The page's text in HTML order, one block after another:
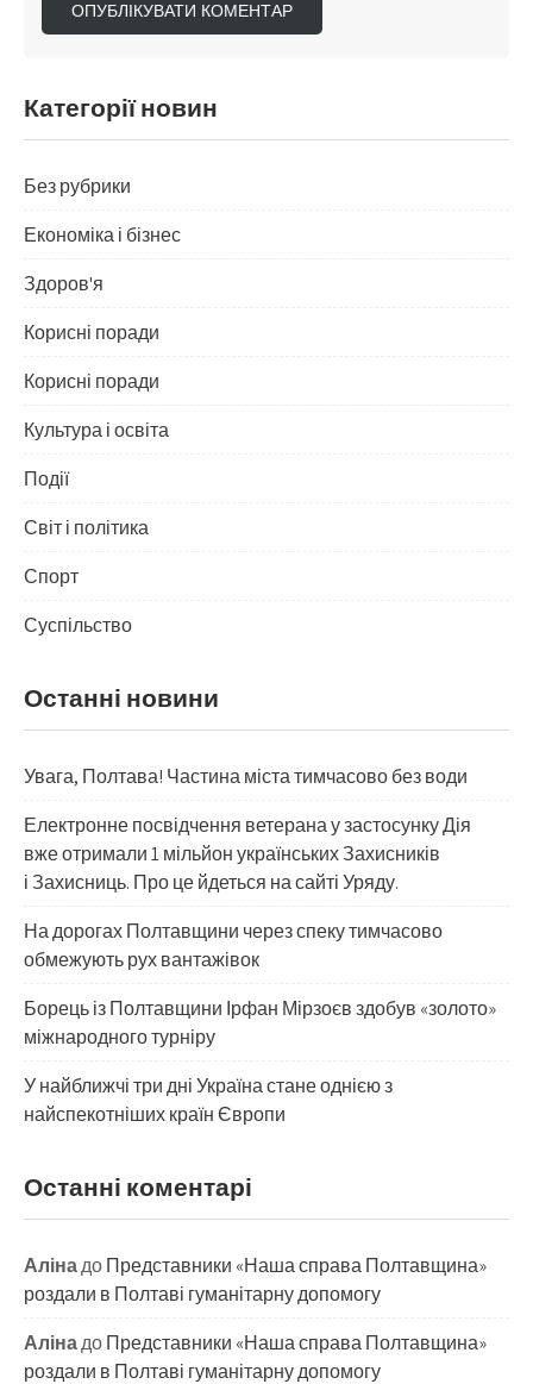
Категорії новин
Без рубрики
Економіка і бізнес
Здоров'я
Корисні поради
Корисні поради
Культура і освіта
Події
Світ і політика
Спорт
Суспільство
Останні новини
Увага, Полтава! Частина міста тимчасово без води
Електронне посвідчення ветерана у застосунку Дія
вже отримали 1 мільйон українських Захисників
і Захисниць. Про це йдеться на сайті Уряду.
На дорогах Полтавщини через спеку тимчасово
обмежують рух вантажівок
Борець із Полтавщини Ірфан Мірзоєв здобув «золото»
міжнародного турніру
​У найближчі три дні Україна стане однією з
найспекотніших країн Європи
Останні коментарі
АлінадоПредставники «Наша справа Полтавщина»
роздали в Полтаві гуманітарну допомогу
АлінадоПредставники «Наша справа Полтавщина»
роздали в Полтаві гуманітарну допомогу